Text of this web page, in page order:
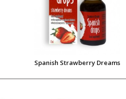
Spanish Strawberry Dreams